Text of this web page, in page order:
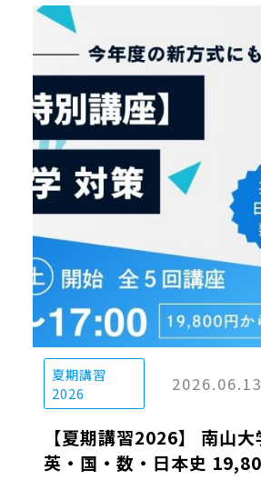
夏期講習
2026
2026.06.13
【夏期講習2026】 南山
英・国・数・日本史